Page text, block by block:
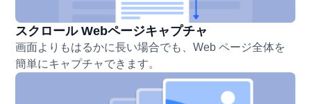
スクロール Webページキャプチャ
画面よりもはるかに長い場合でも、Web ページ全体を
簡単にキャプチャできます。